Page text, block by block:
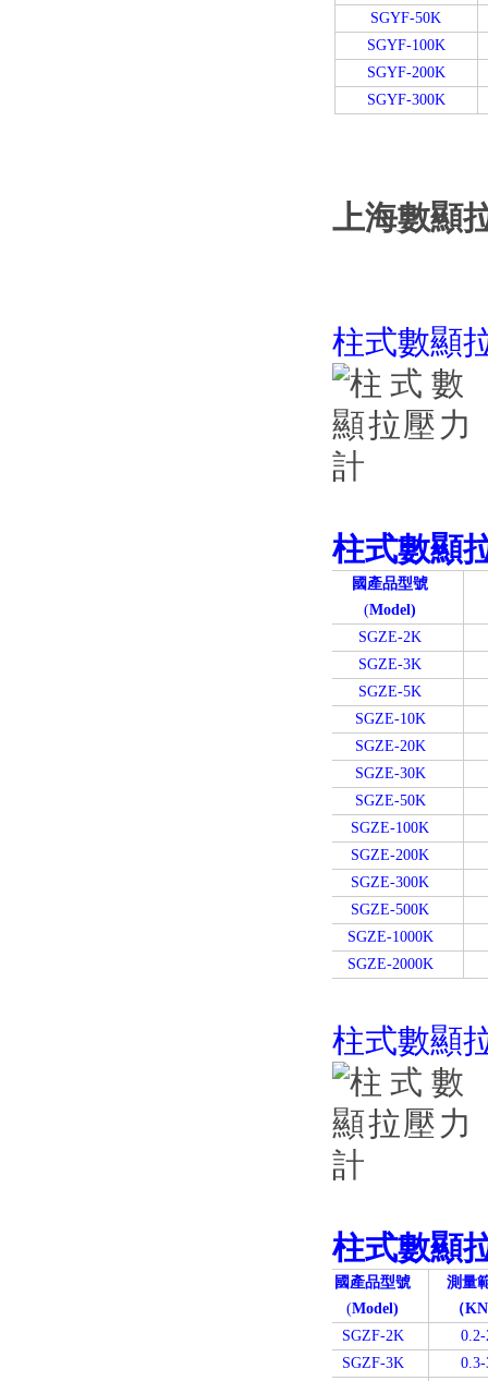
SGYF-50K
SGYF-100K
SGYF-200K
SGYF-300K
上海數顯
柱式數顯
柱式數顯
國產品型號
(Model)
SGZE-2K
SGZE-3K
SGZE-5K
SGZE-10K
SGZE-20K
SGZE-30K
SGZE-50K
SGZE-100K
SGZE-200K
SGZE-300K
SGZE-500K
SGZE-1000K
SGZE-2000K
柱式數顯
柱式數顯
國產品型號
(Model)
測量
（
SGZF-2K
0.2-
SGZF-3K
0.3-